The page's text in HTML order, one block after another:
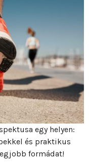
egy helyen:
és praktikus
formádat!